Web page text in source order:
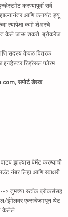
करण्यापूर्वी सर्व
झाल्यानंतर आणि क्लायंट ड्यू
त्यापेक्षा कमी शेअरचे
केले जाऊ शकते. ब्रोकरेज
सदस्य केवळ वितरक
इन्व्हेस्टर रिड्रेसल फोरम
सपोर्ट डेस्क
झाल्यास पेमेंट करण्याची
नंबर लिहा आणि स्वाक्षरी
तुमच्या स्टॉक ब्रोकर्ससह
ईमेलवर एक्सचेंजमधून थेट
केलेले.